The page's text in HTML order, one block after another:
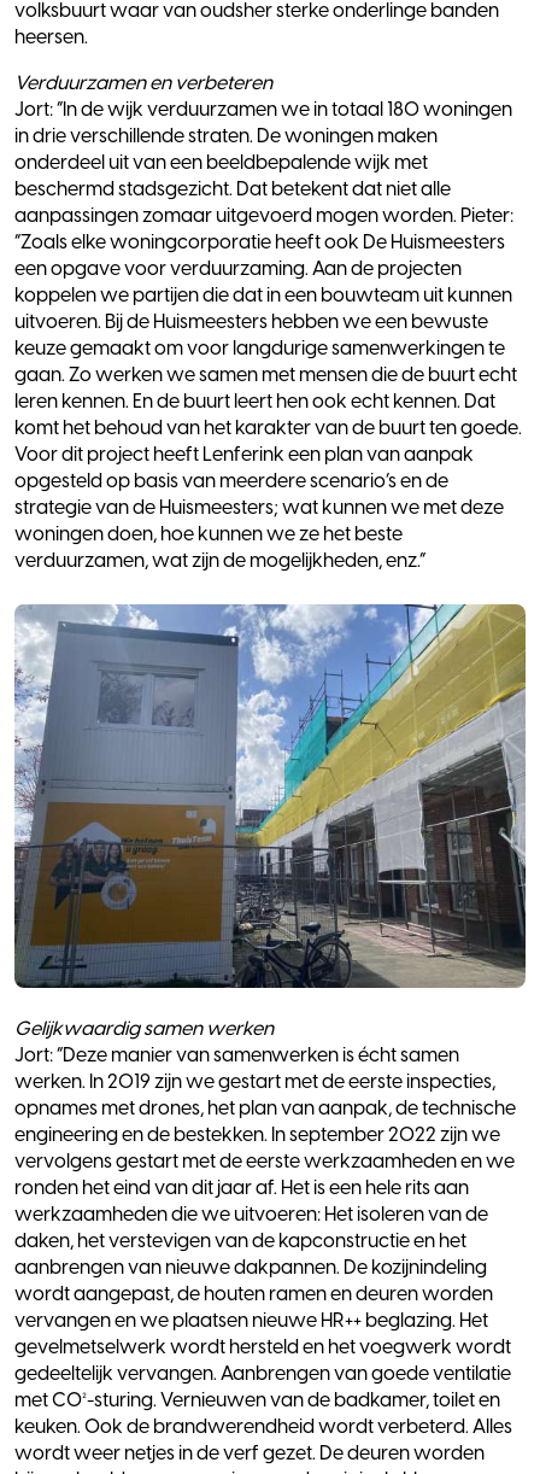
volksbuurt waar van oudsher sterke onderlinge banden
heersen.
Verduurzamen en verbeteren
Jort: “In de wijk verduurzamen we in totaal 180 woningen
in drie verschillende straten. De woningen maken
onderdeel uit van een beeldbepalende wijk met
beschermd stadsgezicht. Dat betekent dat niet alle
aanpassingen zomaar uitgevoerd mogen worden. Pieter:
“Zoals elke woningcorporatie heeft ook De Huismeesters
een opgave voor verduurzaming. Aan de projecten
koppelen we partijen die dat in een bouwteam uit kunnen
uitvoeren. Bij de Huismeesters hebben we een bewuste
keuze gemaakt om voor langdurige samenwerkingen te
gaan. Zo werken we samen met mensen die de buurt echt
leren kennen. En de buurt leert hen ook echt kennen. Dat
komt het behoud van het karakter van de buurt ten goede.
Voor dit project heeft Lenferink een plan van aanpak
opgesteld op basis van meerdere scenario’s en de
strategie van de Huismeesters; wat kunnen we met deze
woningen doen, hoe kunnen we ze het beste
verduurzamen, wat zijn de mogelijkheden, enz.”
Gelijkwaardig samen werken
Jort: “Deze manier van samenwerken is écht samen
werken. In 2019 zijn we gestart met de eerste inspecties,
opnames met drones, het plan van aanpak, de technische
engineering en de bestekken. In september 2022 zijn we
vervolgens gestart met de eerste werkzaamheden en we
ronden het eind van dit jaar af. Het is een hele rits aan
werkzaamheden die we uitvoeren: Het isoleren van de
daken, het verstevigen van de kapconstructie en het
aanbrengen van nieuwe dakpannen. De kozijnindeling
wordt aangepast, de houten ramen en deuren worden
vervangen en we plaatsen nieuwe HR++ beglazing. Het
gevelmetselwerk wordt hersteld en het voegwerk wordt
gedeeltelijk vervangen. Aanbrengen van goede ventilatie
met CO²-sturing. Vernieuwen van de badkamer, toilet en
keuken. Ook de brandwerendheid wordt verbeterd. Alles
wordt weer netjes in de verf gezet. De deuren worden